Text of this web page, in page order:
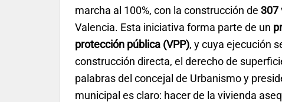
marcha al 100%, con la construcción de 307
Valencia. Esta iniciativa forma parte de un
protección pública (VPP), y cuya ejecución
construcción directa, el derecho de
palabras del concejal de Urbanismo y
municipal es claro: hacer de la vivienda